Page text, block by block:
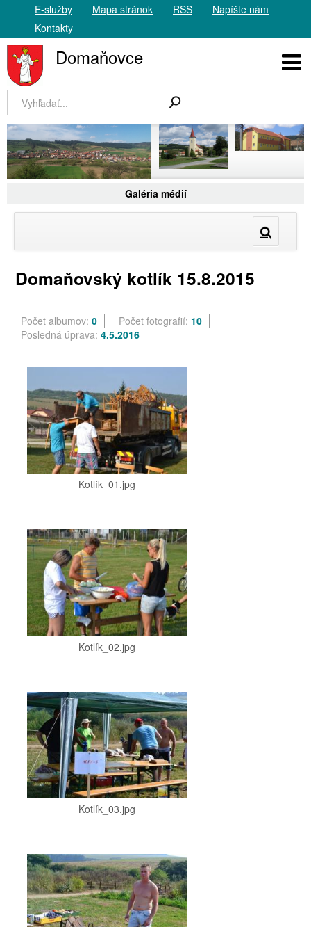
E-služby Mapa stránok RSS
Napíšte nám
Kontakty
Domaňovce
Galéria médií
Domaňovský kotlík 15.8.2015
Počet albumov: 0 Počet fotografií: 10
Posledná úprava: 4.5.2016
Kotlík_01.jpg
Kotlík_02.jpg
Kotlík_03.jpg